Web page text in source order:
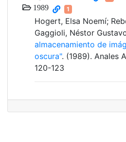
1989 1
Hogert, Elsa Noemí;
Gaggioli, Néstor
almacenamiento de
oscura". (1989). Anales
120-123